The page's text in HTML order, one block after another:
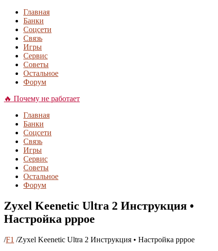
Главная
Банки
Соцсети
Связь
Игры
Сервис
Советы
Остальное
Форум
🔥 Почему не работает
Главная
Банки
Соцсети
Связь
Игры
Сервис
Советы
Остальное
Форум
Zyxel Keenetic Ultra 2 Инструкция •
Настройка pppoe
/F1 /Zyxel Keenetic Ultra 2 Инструкция • Настройка pppoe